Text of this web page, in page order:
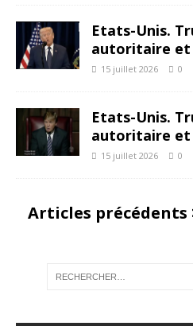
Etats-Unis.
autoritaire et
15 juillet 2026 0
Etats-Unis.
autoritaire et
15 juillet 2026 0
Articles précédents